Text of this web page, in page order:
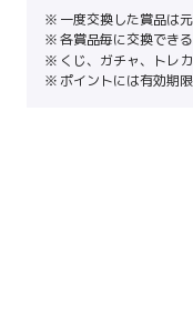
一度交換した賞品は
各賞品毎に交換でき
くじ、ガチャ、トレ
ポイントには有効期